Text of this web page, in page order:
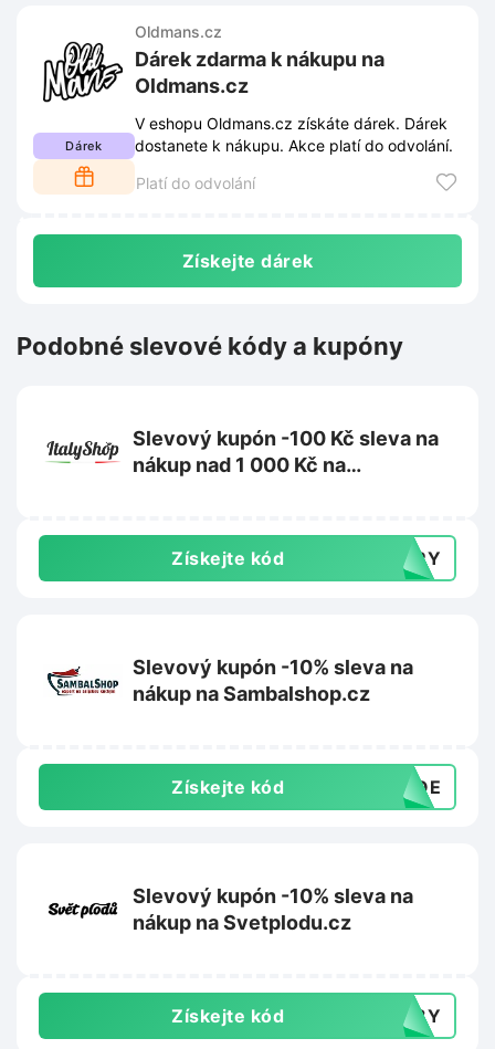
Dárek
Oldmans.cz
Dárek zdarma k nákupu na
Oldmans.cz
V eshopu Oldmans.cz získáte dárek. Dárek
dostanete k nákupu. Akce platí do odvolání.
Platí do odvolání
Získejte dárek
Podobné slevové kódy a kupóny
Slevový kupón -100 Kč sleva na
nákup nad 1 000 Kč na
Získejte kód TERY
Slevový kupón -10% sleva na
nákup na Sambalshop.cz
Získejte kód ANQE
Slevový kupón -10% sleva na
nákup na Svetplodu.cz
Získejte kód 148Y